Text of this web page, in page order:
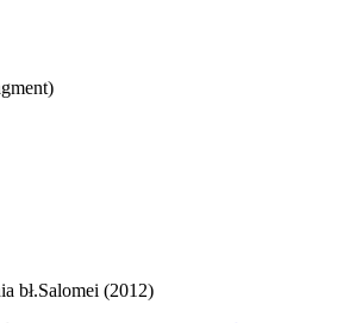
bł.Salomei (2012)